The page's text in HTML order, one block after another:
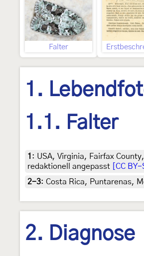
Falter
1.
1.1. Falter
1 : USA, Virginia, Fairfax
redaktionell angepasst
[CC BY-
2-3: Costa Rica, Puntarenas,
2. Diagnose